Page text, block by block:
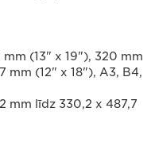
(13" x 19"), 320 mm
mm (12" x 18"), A3, B4,
mm līdz 330,2 x 487,7